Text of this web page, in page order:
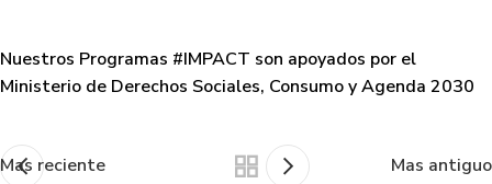
Nuestros Programas #IMPACT son apoyados por el
Ministerio de Derechos Sociales, Consumo y Agenda 2030
Mas reciente Mas antiguo